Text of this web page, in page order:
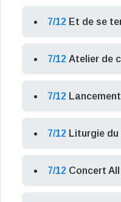
7/12 Et de se
7/12 Atelier de
7/12
7/12 Liturgie
7/12 Concert